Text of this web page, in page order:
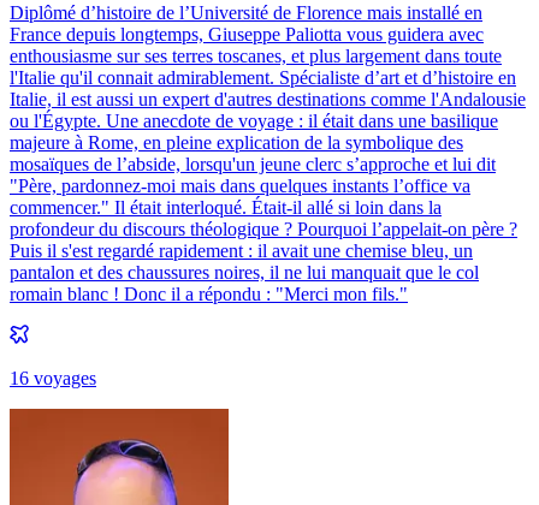
Diplômé d’histoire de l’Université de Florence mais installé en
France depuis longtemps, Giuseppe Paliotta vous guidera avec
enthousiasme sur ses terres toscanes, et plus largement dans toute
l'Italie qu'il connait admirablement. Spécialiste d’art et d’histoire en
Italie, il est aussi un expert d'autres destinations comme l'Andalousie
ou l'Égypte. Une anecdote de voyage : il était dans une basilique
majeure à Rome, en pleine explication de la symbolique des
mosaïques de l’abside, lorsqu'un jeune clerc s’approche et lui dit
"Père, pardonnez-moi mais dans quelques instants l’office va
commencer." Il était interloqué. Était-il allé si loin dans la
profondeur du discours théologique ? Pourquoi l’appelait-on père ?
Puis il s'est regardé rapidement : il avait une chemise bleu, un
pantalon et des chaussures noires, il ne lui manquait que le col
romain blanc ! Donc il a répondu : "Merci mon fils."
16 voyages